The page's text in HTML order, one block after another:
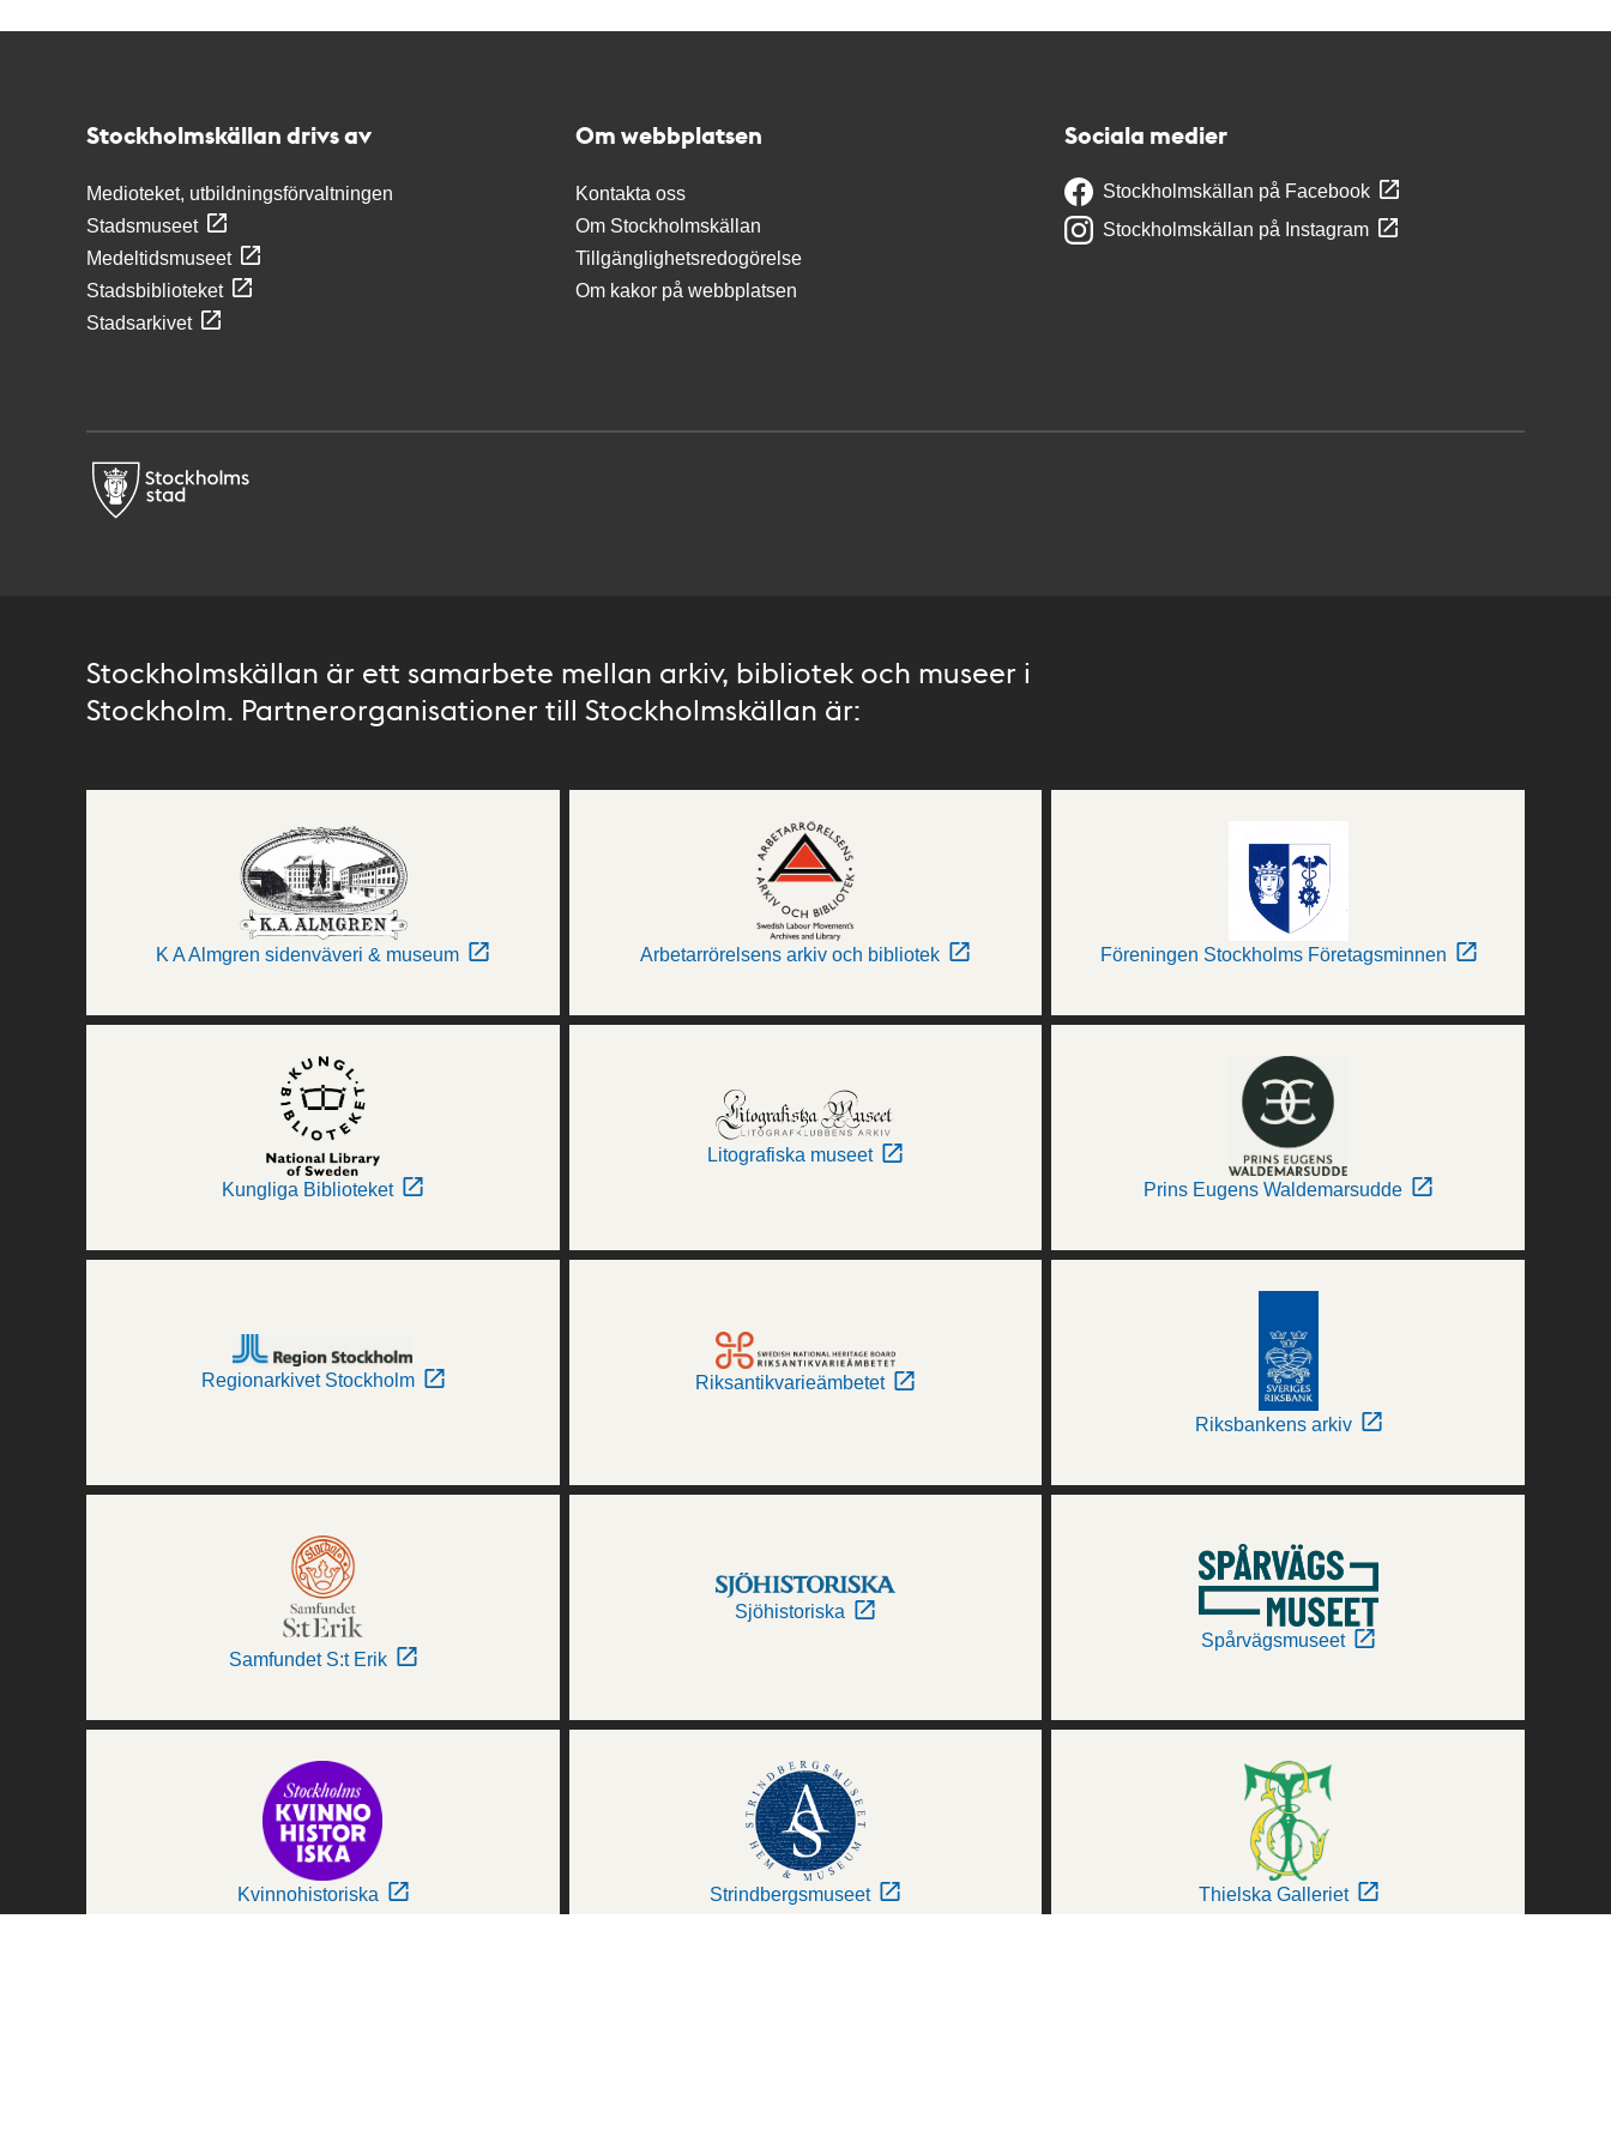
Stockholmskällan drivs av
Medioteket, utbildningsförvaltningen
Stadsmuseet
Medeltidsmuseet
Stadsbiblioteket
Stadsarkivet
Om webbplatsen
Kontakta oss
Om Stockholmskällan
Tillgänglighetsredogörelse
Om kakor på webbplatsen
Sociala medier
Stockholmskällan på Facebook
Stockholmskällan på Instagram
Stockholmskällan är ett samarbete mellan arkiv, bibliotek och museer i
Stockholm. Partnerorganisationer till Stockholmskällan är:
K A Almgren sidenväveri & museum Arbetarrörelsens arkiv och bibliotek Föreningen Stockholms Företagsminnen
Kungliga Biblioteket
Litografiska museet
Prins Eugens Waldemarsudde
Regionarkivet Stockholm Riksantikvarieämbetet
Riksbankens arkiv
Samfundet S:t Erik
Sjöhistoriska
Spårvägsmuseet
Kvinnohistoriska Strindbergsmuseet Thielska Galleriet